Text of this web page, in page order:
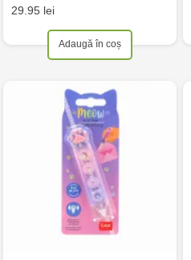
29.95 lei
Adaugă în coș